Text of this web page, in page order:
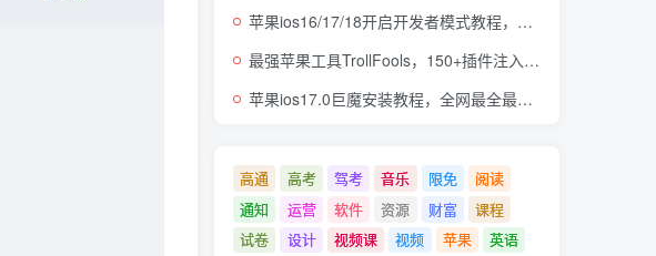
苹果ios16/17/18开启开发者模式教程，开发者模式有什么用
最强苹果工具TrollFools，150+插件注入，让你的iphone起飞！
苹果ios17.0巨魔安装教程，全网最全最细TrollStore巨魔商店方法，支持所有机型
高通 高考 驾考 音乐 限免
阅读
通知
运营 软件 资源 财富
课程
试卷
设计 视频课 视频 苹果
英语